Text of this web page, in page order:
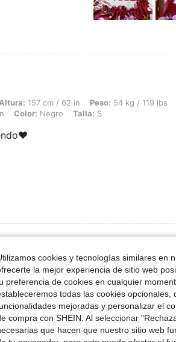
cm / 62 in, Peso: 54 kg / 119 lbs, Caderas: 99
Altura: 157 cm / 62 in Peso: 54 kg / 119 lbs
Color: Negro Talla: S
Talla: M
Verde Talla:M
de ese modelo. Me encantó!!!!
cookies y tecnologías similares en
la mejor experiencia de sitio web
preferencia de cookies en cualquier
todas las cookies
mejoradas y personalizar el
compra con SHEIN. Al seleccionar
que hacen que nuestro sitio web